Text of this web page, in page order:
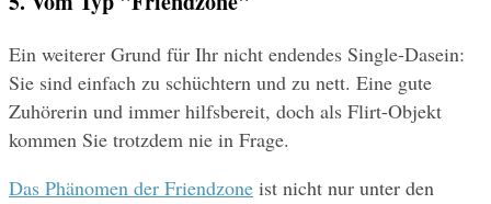
Ein weiterer Grund für Ihr nicht endendes Single-Dasein:
Sie sind einfach zu schüchtern und zu nett. Eine gute
Zuhörerin und immer hilfsbereit, doch als Flirt-Objekt
kommen Sie trotzdem nie in Frage.
Das Phänomen der Friendzone ist nicht nur unter den